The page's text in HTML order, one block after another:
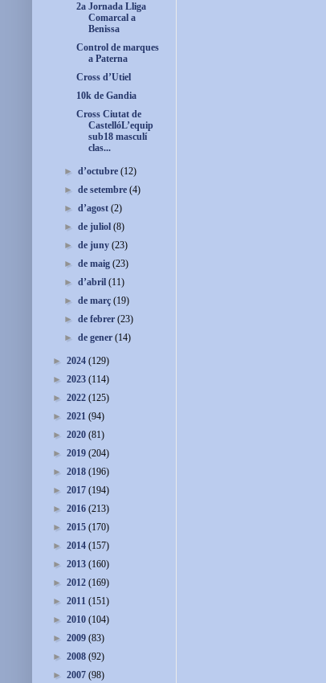
2a Jornada Lliga
Comarcal a
Benissa
Control de marques
a Paterna
Cross d’Utiel
10k de Gandia
Cross Ciutat de
CastellóL’equip
sub18 masculí
clas...
►d’octubre(12)
►de setembre(4)
►d’agost(2)
►de juliol(8)
►de juny(23)
►de maig(23)
►d’abril(11)
►de març(19)
►de febrer(23)
►de gener(14)
► 2024 (129)
► 2023 (114)
► 2022 (125)
► 2021 (94)
► 2020 (81)
► 2019 (204)
► 2018 (196)
► 2017 (194)
► 2016 (213)
► 2015 (170)
► 2014 (157)
► 2013 (160)
► 2012 (169)
► 2011 (151)
► 2010 (104)
► 2009 (83)
► 2008 (92)
► 2007 (98)